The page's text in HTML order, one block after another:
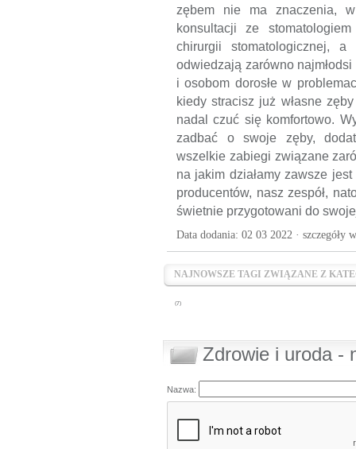
zębem nie ma znaczenia,
konsultacji ze
chirurgii stomatologicznej,
odwiedzają zarówno
i osobom dorosłe w
kiedy stracisz już własne
nadal czuć się komfortowo.
zadbać o swoje zęby,
wszelkie zabiegi związane
na jakim działamy zawsze
producentów, nasz zespół,
świetnie przygotowani do
Data dodania: 02 03 2022 · szczegóły
NAJNOWSZE TAGI ZWIĄZANE Z
(7)
Zdrowie i uroda -
Nazwa: